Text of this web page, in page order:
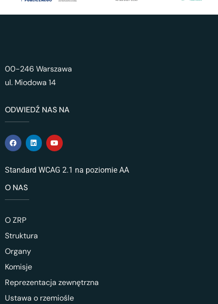
00-246 Warszawa
ul. Miodowa 14
ODWIEDŹ NAS NA
Standard WCAG 2.1 na poziomie AA
O NAS
O ZRP
Struktura
Organy
Komisje
Reprezentacja zewnętrzna
Ustawa o rzemiośle